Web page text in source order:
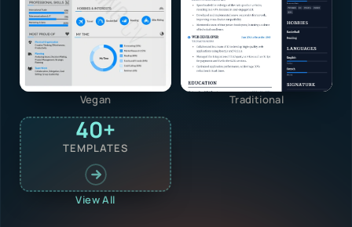
Vegan Traditional
40+
TEMPLATES
View All